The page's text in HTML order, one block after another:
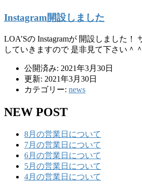
Instagram開設しました
LOA’Sの Instagramが 開設しました！
していきますので 是非見て下さい＾＾
公開済み: 2021年3月30日
更新: 2021年3月30日
カテゴリー: news
NEW POST
8月の営業日について
7月の営業日について
6月の営業日について
5月の営業日について
4月の営業日について